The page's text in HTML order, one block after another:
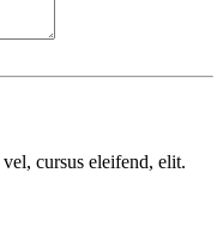
cursus eleifend, elit.